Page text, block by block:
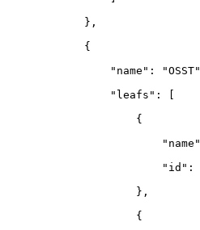
} ,
{
"name" : "OSST"
"leafs" :
[
{
"name"
"id" :
} ,
{